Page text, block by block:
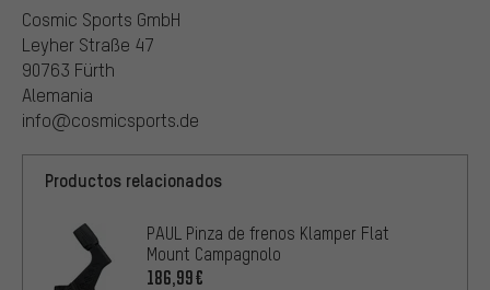
Cosmic Sports GmbH
Leyher Straße 47
90763 Fürth
Alemania
info@cosmicsports.de
Productos relacionados
PAUL Pinza de frenos Klamper Flat
Mount Campagnolo
186,99€